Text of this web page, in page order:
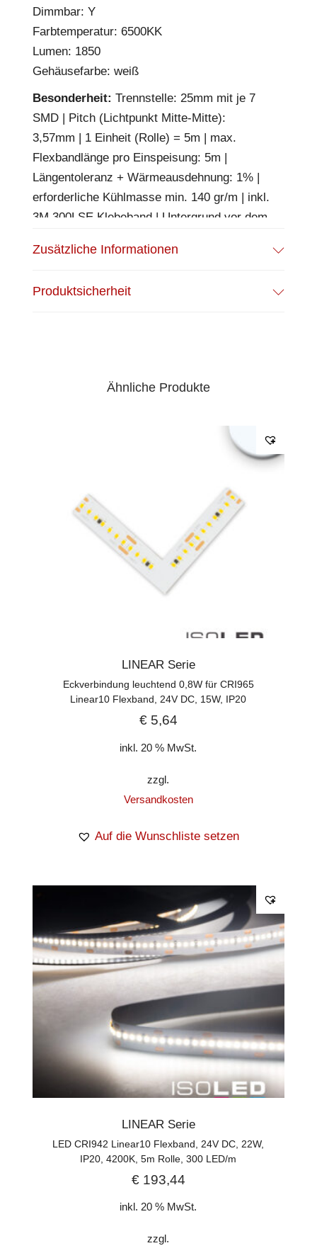
Dimmbar: Y
Farbtemperatur: 6500KK
Lumen: 1850
Gehäusefarbe: weiß
Besonderheit: Trennstelle: 25mm mit je 7
SMD | Pitch (Lichtpunkt Mitte-Mitte):
3,57mm | 1 Einheit (Rolle) = 5m | max.
Flexbandlänge pro Einspeisung: 5m |
Längentoleranz + Wärmeausdehnung: 1% |
erforderliche Kühlmasse min. 140 gr/m | inkl.
3M 300LSE Klebeband | Untergrund vor dem
wieder ablösen! | Es passen die Verbinder
Anschlusskabel beidseitig
Zusätzliche Informationen
Produktsicherheit
Ähnliche Produkte
LINEAR Serie
Eckverbindung leuchtend 0,8W für CRI965
Linear10 Flexband, 24V DC, 15W, IP20
€5,64
inkl. 20 % MwSt.
zzgl.
Versandkosten
Auf die Wunschliste setzen
LINEAR Serie
LED CRI942 Linear10 Flexband, 24V DC, 22W,
IP20, 4200K, 5m Rolle, 300 LED/m
€193,44
inkl. 20 % MwSt.
zzgl.